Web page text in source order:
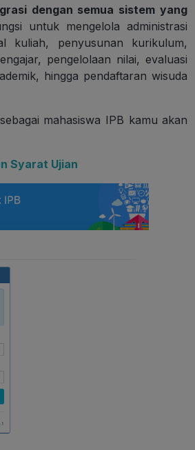
dengan semua sistem yang
untuk mengelola administrasi
kuliah, penyusunan kurikulum,
pengelolaan nilai, evaluasi
hingga pendaftaran wisuda
mahasiswa IPB kamu akan
Syarat Ujian